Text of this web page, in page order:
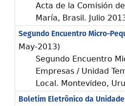
Acta de la Comisión
María, Brasil. Julio
Segundo Encuentro Micro-
May-2013)
Segundo Encuentro
Empresas / Unidad
Local. Montevideo,
Boletim Eletrônico da